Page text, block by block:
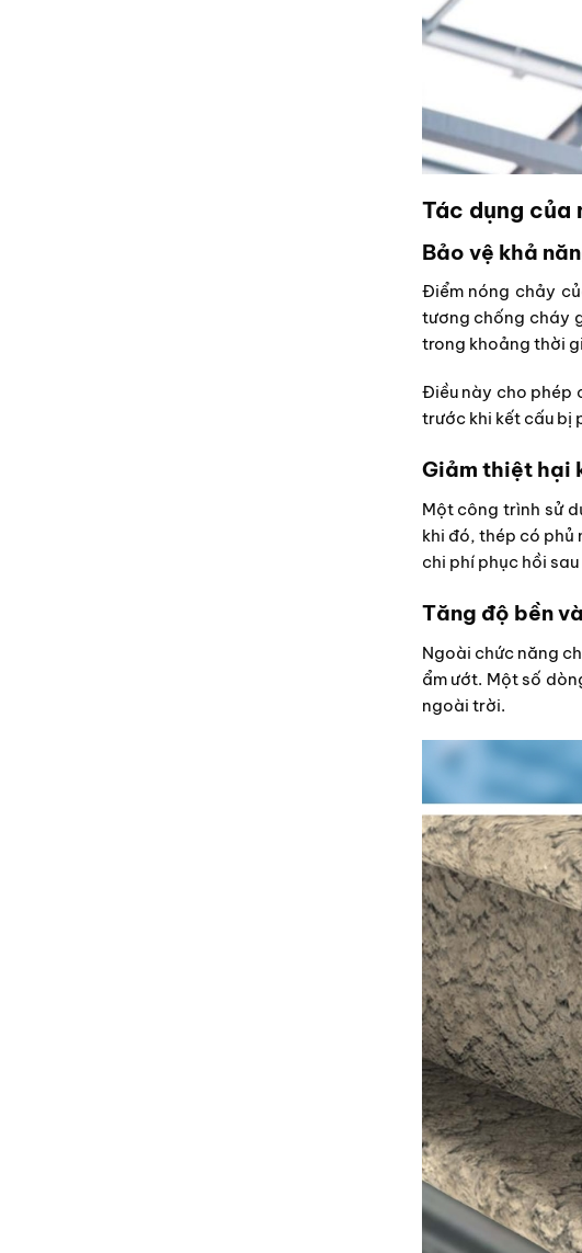
Tác dụng của
Bảo vệ khả
Điểm nóng chảy
tương chống cháy
trong khoảng thời
Điều này cho phép
trước khi kết cấu bị
Giảm thiệt hại
Một công trình sử
khi đó, thép có phủ
chi phí phục hồi
Tăng độ bền
Ngoài chức năng
ẩm ướt. Một số
ngoài trời.